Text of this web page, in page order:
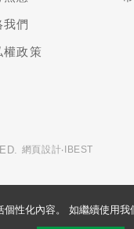
我們
權政策
網頁設計‧IBEST
性化內容。 如繼續使用